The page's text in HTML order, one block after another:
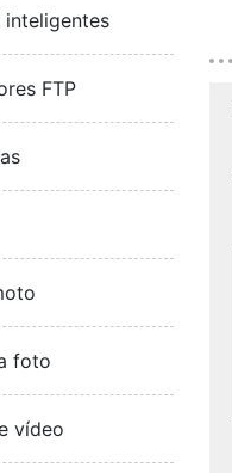
FTP
foto
vídeo